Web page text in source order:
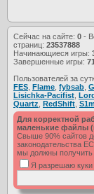
Сейчас на сайте: 0 -
страниц: 23537888
Начинающиеся игры:
Завершенные игры:
Пользователей за
FES Flame fybsab
Lisichka-Pacifist
Quartz RedShift
Для корректной
маленькие файлы
Свыше 90% сайтов
законодательства ЕС
мы должны получить
Я разрешаю куки